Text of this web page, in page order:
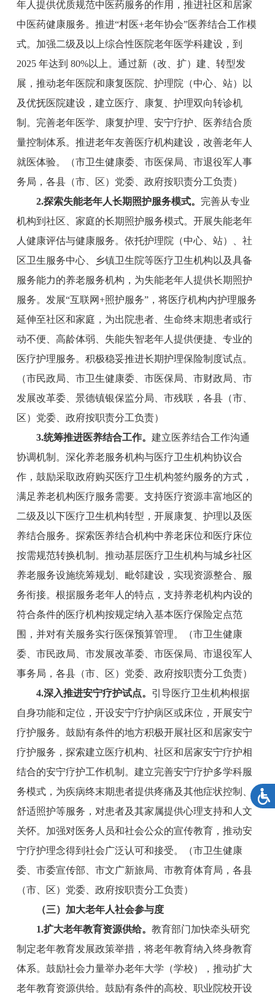
年人提供优质规范中医药服务的作用，推进社区和居家
中医药健康服务。 推进“村医+老年协会”医养结合工作模
式。 加强二级及以上综合性医院老年医学科建设，到
2025 年达到 80%以上。通过新（改、扩）建、转型发
展，推动老年医院和康复医院、护理院（中心、站）以
及优抚医院建设，建立医疗、康复、护理双向转诊机
制。完善老年医学、康复护理、安宁疗护、医养结合质
量控制体系。推进老年友善医疗机构建设，改善老年人
就医体验。
（市卫生健康委、 市医保局、 市退役军人事
务局 ，各县（市、区）党委、政府按职责分工负责）
2.探索失能老年人长期照护服务模式。 完善从专业
机构到社区、家庭的长期照护服务模式。开展失能老年
人健康评估与健康服务。依托护理院（中心、站）、社
区卫生服务中心、乡镇卫生院等医疗卫生机构以及具备
服务能力的养老服务机构，为失能老年人提供长期照护
服务。发展“互联网+照护服务”，将医疗机构内护理服务
延伸至社区和家庭，为出院患者、生命终末期患者或行
动不便、高龄体弱、失能失智老年人提供便捷、专业的
医疗护理服务。积极稳妥推进长期护理保险制度试点。
（市民政局 市卫生健康委、 市医保局、 市财政局
市
发展改革委、 景德镇银保监分局 市残联，各县（市、
区）党委、政府按职责分工负责）
3.统筹推进医养结合工作。 建立医养结合工作沟通
协调机制。深化养老服务机构与医疗卫生机构协议合
作，鼓励采取政府购买医疗卫生机构签约服务的方式，
满足养老机构医疗服务需要。支持医疗资源丰富地区的
二级及以下医疗卫生机构转型，开展康复、护理以及医
养结合服务。探索医养结合机构中养老床位和医疗床位
按需规范转换机制。推动基层医疗卫生机构与城乡社区
养老服务设施统筹规划、毗邻建设，实现资源整合、服
务衔接。根据服务老年人的特点，支持养老机构内设的
符合条件的医疗机构按规定纳入基本医疗保险定点范
围，并对有关服务实行医保预算管理。
（市卫生健康
委、 市民政局 市发展改革委、 市医保局、 市退役军人
事务局 ，各县（市、区）党委、政府按职责分工负责）
4.深入推进安宁疗护试点。 引导医疗卫生机构根据
自身功能和定位，开设安宁疗护病区或床位，开展安宁
疗护服务。鼓励有条件的地方积极开展社区和居家安宁
疗护服务，探索建立医疗机构、社区和居家安宁疗护相
结合的安宁疗护工作机制。建立完善安宁疗护多学科服
务模式，为疾病终末期患者提供疼痛及其他症状控制、
舒适照护等服务，对患者及其家属提供心理支持和人文
关怀。加强对医务人员和社会公众的宣传教育，推动安
宁疗护理念得到社会广泛认可和接受。
（市卫生健康
委、 市委宣传部、 市文广新旅局、 市教育体育局 ，各县
（市、区）党委、政府按职责分工负责）
（三） 加大老年人社会参与度
1.扩大老年教育资源供给。 教育部门加快牵头研究
制定老年教育发展政策举措，将老年教育纳入终身教育
体系。鼓励社会力量举办老年大学（学校），推动扩大
老年教育资源供给。鼓励有条件的高校、职业院校开设